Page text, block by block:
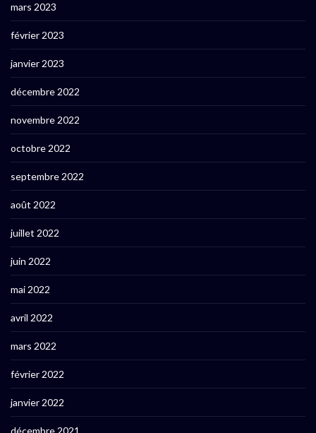
mars 2023
février 2023
janvier 2023
décembre 2022
novembre 2022
octobre 2022
septembre 2022
août 2022
juillet 2022
juin 2022
mai 2022
avril 2022
mars 2022
février 2022
janvier 2022